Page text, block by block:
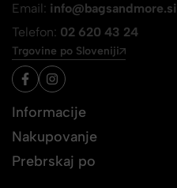
Email: info@bagsandmore.si
Telefon: 02 620 43 24
Trgovine po Sloveniji
Informacije
Nakupovanje
Prebrskaj po